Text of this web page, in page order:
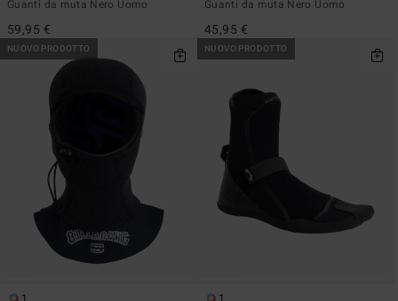
Guanti da muta Nero Uomo
59,95 €
Guanti da muta Nero Uomo
45,95 €
NUOVO PRODOTTO NUOVO PRODOTTO